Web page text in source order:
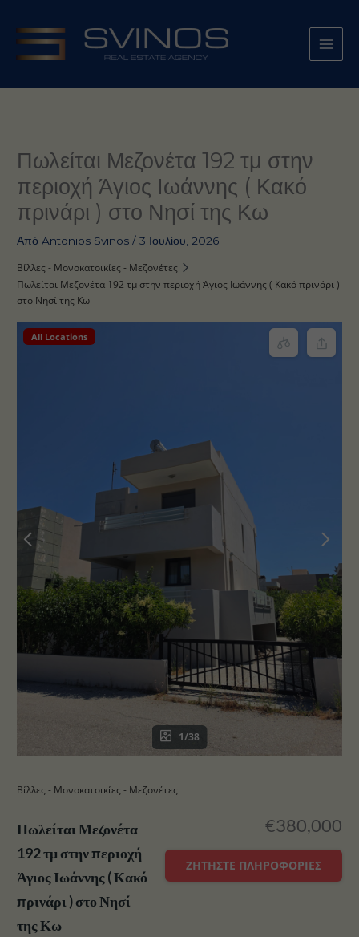
περιεχόμενο
Πωλείται Μεζονέτα 192 τμ στην
περιοχή Άγιος Ιωάννης ( Κακό
πρινάρι ) στο Νησί της Κω
ΑπόAntonios Svinos/3 Ιουλίου, 2026
Βίλλες - Μονοκατοικίες - Μεζονέτες
Πωλείται Μεζονέτα 192 τμ στην περιοχή Άγιος Ιωάννης ( Κακό πρινάρι )
στο Νησί της Κω
All Locations
1/38
Βίλλες - Μονοκατοικίες - Μεζονέτες
Πωλείται Μεζονέτα
192 τμ στην περιοχή
Άγιος Ιωάννης ( Κακό
πρινάρι ) στο Νησί
της Κω
€380,000
ΖΗΤΉΣΤΕ ΠΛΗΡΟΦΟΡΊΕΣ